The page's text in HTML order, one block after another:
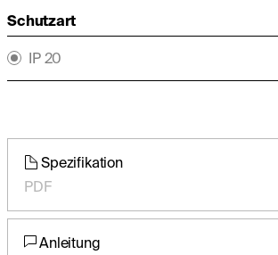
Schutzart
IP 20
Spezifikation
PDF
Anleitung